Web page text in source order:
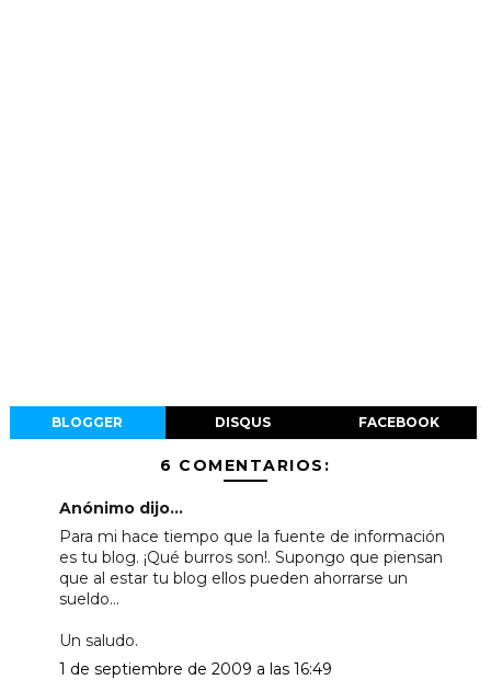
BLOGGER DISQUS FACEBOOK
6 COMENTARIOS:
Anónimo dijo...
Para mi hace tiempo que la fuente de información
es tu blog. ¡Qué burros son!. Supongo que piensan
que al estar tu blog ellos pueden ahorrarse un
sueldo...
Un saludo.
1 de septiembre de 2009 a las 16:49